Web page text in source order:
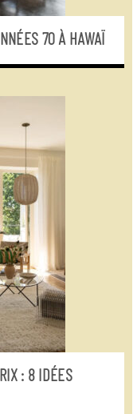
70 À HAWAÏ
: 8 IDÉES